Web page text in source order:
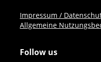
Impressum /
Allgemeine
Follow us